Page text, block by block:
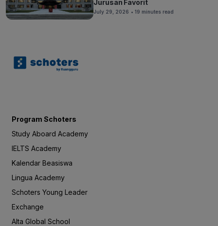
Jurusan Favorit
July 29, 2026 • 19 minutes read
Program Schoters
Study Aboard Academy
IELTS Academy
Kalendar Beasiswa
Lingua Academy
Schoters Young Leader
Exchange
Alta Global School